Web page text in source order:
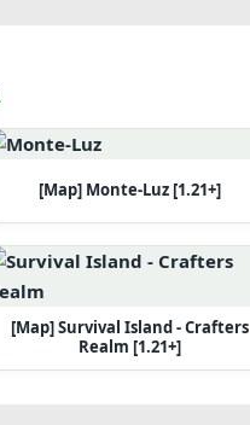
[Map] Monte-Luz [1.21+]
[Map] Survival Island - Crafters
Realm [1.21+]